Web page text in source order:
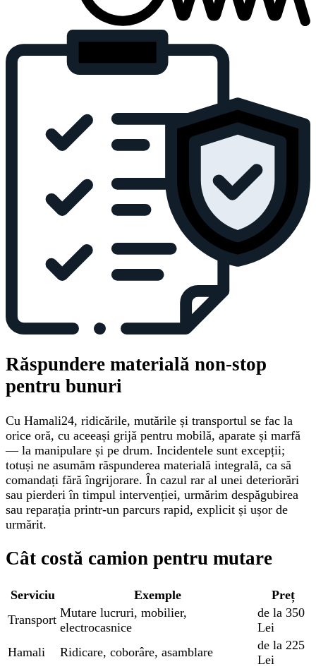
Răspundere materială non-stop
pentru bunuri
Cu Hamali24, ridicările, mutările și transportul se fac la
orice oră, cu aceeași grijă pentru mobilă, aparate și marfă
— la manipulare și pe drum. Incidentele sunt excepții;
totuși ne asumăm răspunderea materială integrală, ca să
comandați fără îngrijorare. În cazul rar al unei deteriorări
sau pierderi în timpul intervenției, urmărim despăgubirea
sau reparația printr-un parcurs rapid, explicit și ușor de
urmărit.
Cât costă camion pentru mutare
Serviciu Exemple
Preț
Transport Mutare lucruri, mobilier,
electrocasnice
de la 350
Lei
Hamali
Ridicare, coborâre, asamblare
de la 225
Lei